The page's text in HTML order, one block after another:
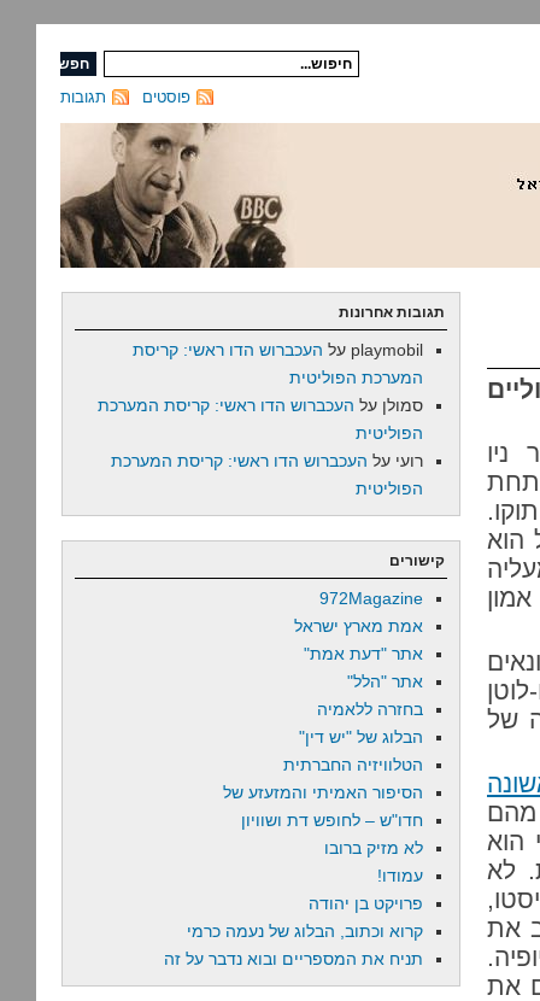
תגובות פוסטים
ניו
תחת
הוא
של
מהם
הוא
לא
את
את
תגובות אחרונות
playmobil על העכברוש הדו ראשי: קריסת
המערכת הפוליטית
סמולן על העכברוש הדו ראשי: קריסת המערכת
הפוליטית
רועי על העכברוש הדו ראשי: קריסת המערכת
הפוליטית
קישורים
972Magazine
אמת מארץ ישראל
אתר "דעת אמת"
אתר "הלל"
בחזרה ללאמיה
הבלוג של "יש דין"
הטלוויזיה החברתית
הסיפור האמיתי והמזעזע של
חדו"ש – לחופש דת ושוויון
לא מזיק ברובו
עמודו!
פרויקט בן יהודה
קרוא וכתוב, הבלוג של נעמה כרמי
תניח את המספריים ובוא נדבר על זה